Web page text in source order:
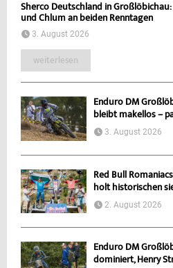
Sherco Deutschland in
und Chlum an beiden Renntagen
3. August 2026
weiterlesen
Enduro DM
bleibt makellos –
3. August 2026
Red Bull
holt historischen
2. August 2026
Enduro DM
dominiert, Henry